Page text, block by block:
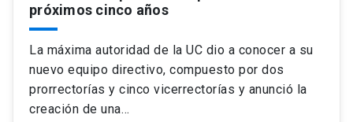
próximos cinco años
La máxima autoridad de la UC dio a conocer a su
nuevo equipo directivo, compuesto por dos
prorrectorías y cinco vicerrectorías y anunció la
creación de una…